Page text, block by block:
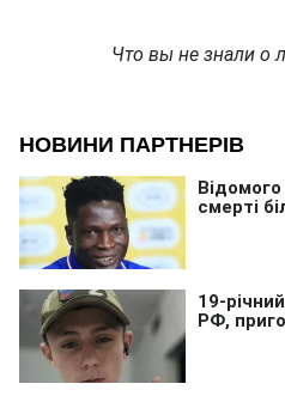
Что вы не знали о